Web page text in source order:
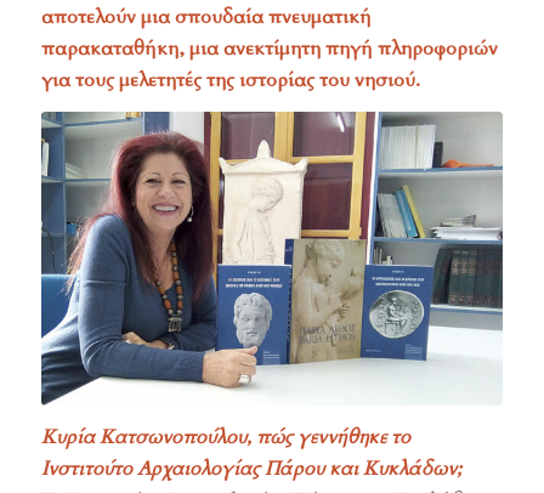
αποτελούν μια σπουδαία πνευματική
παρακαταθήκη, μια ανεκτίμητη πηγή πληροφοριών
για τους μελετητές της ιστορίας του νησιού.
Κυρία Κατσωνοπούλου, πώς γεννήθηκε το
Ινστιτούτο Αρχαιολογίας Πάρου και Κυκλάδων;